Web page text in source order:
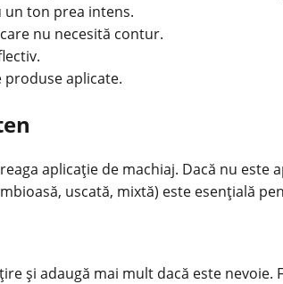
un ton prea intens.
nu necesită contur.
aplicate.
aplicație de machiaj. Dacă nu
uscată, mixtă) este esențială
și adaugă mai mult dacă este